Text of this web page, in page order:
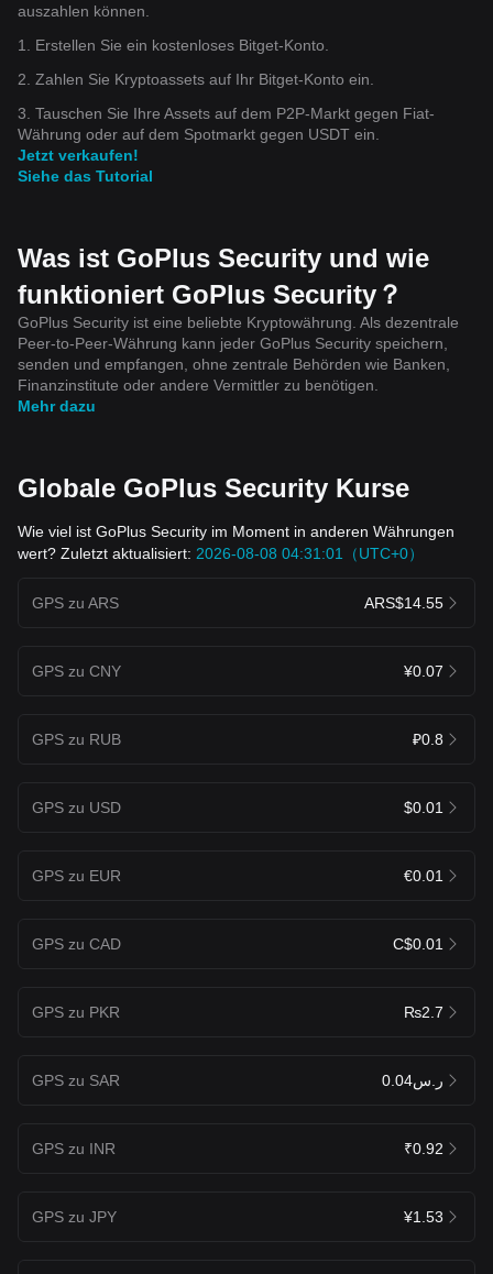
auszahlen können.
1. Erstellen Sie ein kostenloses Bitget-Konto.
2. Zahlen Sie Kryptoassets auf Ihr Bitget-Konto ein.
3. Tauschen Sie Ihre Assets auf dem P2P-Markt gegen Fiat-
Währung oder auf dem Spotmarkt gegen USDT ein.
Jetzt verkaufen!
Siehe das Tutorial
Was ist GoPlus Security und wie
funktioniert GoPlus Security？
GoPlus Security ist eine beliebte Kryptowährung. Als dezentrale
Peer-to-Peer-Währung kann jeder GoPlus Security speichern,
senden und empfangen, ohne zentrale Behörden wie Banken,
Finanzinstitute oder andere Vermittler zu benötigen.
Mehr dazu
Globale GoPlus Security Kurse
Wie viel ist GoPlus Security im Moment in anderen Währungen
wert? Zuletzt aktualisiert: 2026-08-08 04:31:01（UTC+0）
GPS zu ARS ARS$14.55
GPS zu CNY ¥0.07
GPS zu RUB ₽0.8
GPS zu USD $0.01
GPS zu EUR €0.01
GPS zu CAD C$0.01
GPS zu PKR ₨2.7
GPS zu SAR ر.س0.04
GPS zu INR ₹0.92
GPS zu JPY ¥1.53